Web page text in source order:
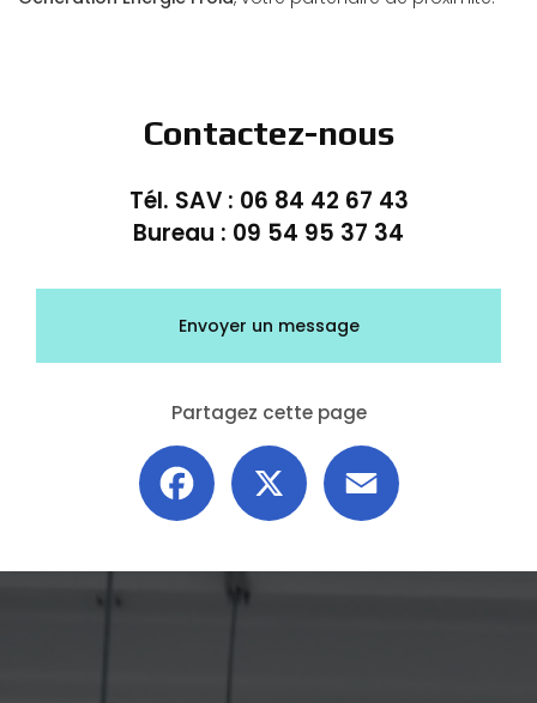
Contactez-nous
Tél. SAV : 06 84 42 67 43
Bureau : 09 54 95 37 34
Envoyer un message
Partagez cette page
Facebook